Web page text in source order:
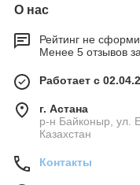
О нас
Рейтинг не
Менее 5 отзывов
Работает с
г. Астана
р-н Байконыр, ул.
Казахстан
Контакты